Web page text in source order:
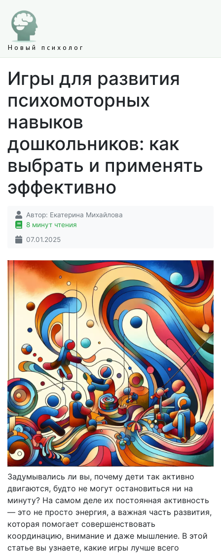
Новый психолог
Игры для развития
психомоторных
навыков
дошкольников: как
выбрать и применять
эффективно
Автор: Екатерина Михайлова
8 минут чтения
07.01.2025
Задумывались ли вы, почему дети так активно
двигаются, будто не могут остановиться ни на
минуту? На самом деле их постоянная активность
— это не просто энергия, а важная часть развития,
которая помогает совершенствовать
координацию, внимание и даже мышление. В этой
статье вы узнаете, какие игры лучше всего